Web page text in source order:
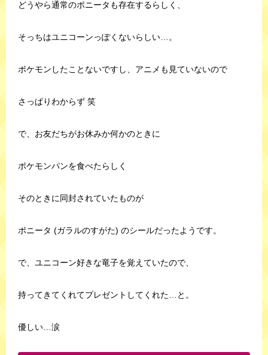
どうやら通常のポニータも存在するらしく、
そっちはユニコーンっぽくないらしい…。
ポケモンしたことないですし、アニメも見ていないので
さっぱりわからず 笑
で、お友だちがお休みか何かのときに
ポケモンパンを食べたらしく
そのときに同封されていたものが
ポニータ (ガラルのすがた) のシールだったようです。
で、ユニコーン好きな竜子を覚えていたので、
持ってきてくれてプレゼントしてくれた…と。
優しい…涙